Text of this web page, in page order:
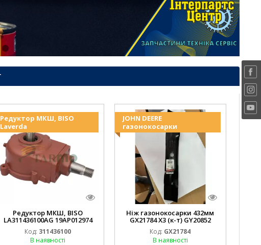
Редуктор МКШ, BISO
Laverda
Редуктор МКШ, BISO
LA311436100AG 19AP012974
Laverda EMNIYET
Код: 311436100
В наявності
JOHN DEERE
газонокосарки
Ніж газонокосарки 432мм
GX21784 X3 (к-т) GY20852
AM137757 AM141035
Код: GX21784
В наявності